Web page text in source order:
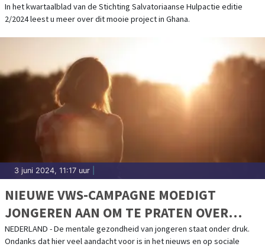
In het kwartaalblad van de Stichting Salvatoriaanse Hulpactie editie
2/2024 leest u meer over dit mooie project in Ghana.
3 juni 2024, 11:17 uur
NIEUWE VWS-CAMPAGNE MOEDIGT
JONGEREN AAN OM TE PRATEN OVER
MENTALE GEZONDHEID
NEDERLAND - De mentale gezondheid van jongeren staat onder druk.
Ondanks dat hier veel aandacht voor is in het nieuws en op sociale